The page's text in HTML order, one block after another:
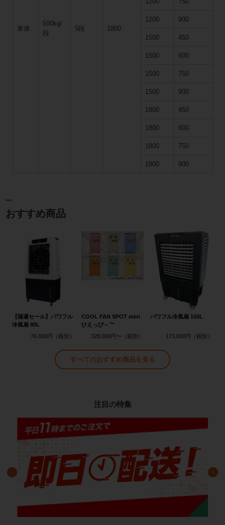
単体
500kg/
段
5段 1800
1200 900
1500 450
1500 600
1500 750
1500 900
1800 450
1800 600
1800 750
1800 900
おすすめ商品
【隔週セール】パワフル
冷風扇 80L
76,800円
COOL FAN SPOT mini
ひえっぴ～™
328,000円〜
パワフル冷風扇 150L
173,000円
すべてのおすすめ商品を見る
注目の特集